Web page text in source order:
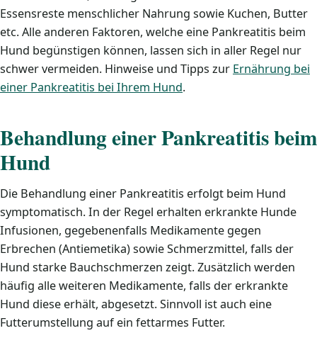
Essensreste menschlicher Nahrung sowie Kuchen, Butter
etc. Alle anderen Faktoren, welche eine Pankreatitis beim
Hund begünstigen können, lassen sich in aller Regel nur
schwer vermeiden. Hinweise und Tipps zur Ernährung bei
einer Pankreatitis bei Ihrem Hund.
Behandlung einer Pankreatitis beim
Hund
Die Behandlung einer Pankreatitis erfolgt beim Hund
symptomatisch. In der Regel erhalten erkrankte Hunde
Infusionen, gegebenenfalls Medikamente gegen
Erbrechen (Antiemetika) sowie Schmerzmittel, falls der
Hund starke Bauchschmerzen zeigt. Zusätzlich werden
häufig alle weiteren Medikamente, falls der erkrankte
Hund diese erhält, abgesetzt. Sinnvoll ist auch eine
Futterumstellung auf ein fettarmes Futter.